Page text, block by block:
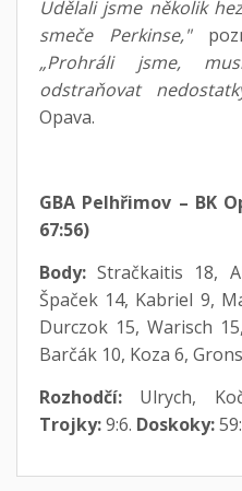
Udělali jsme několik
smeče Perkinse,"
„Prohráli jsme,
odstraňovat
Opava.
GBA Pelhřimov – BK
67:56)
Body:Stračkaitis 18,
Špaček 14, Kabriel 9,
Durczok 15, Warisch
Barčák 10, Koza 6,
Rozhodčí:Ulrych,
Trojky:9:6. Doskoky: